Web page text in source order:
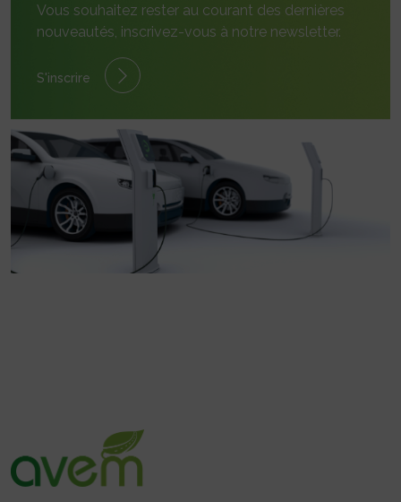
Vous souhaitez rester au courant des dernières
nouveautés, inscrivez-vous à notre newsletter.
S'inscrire